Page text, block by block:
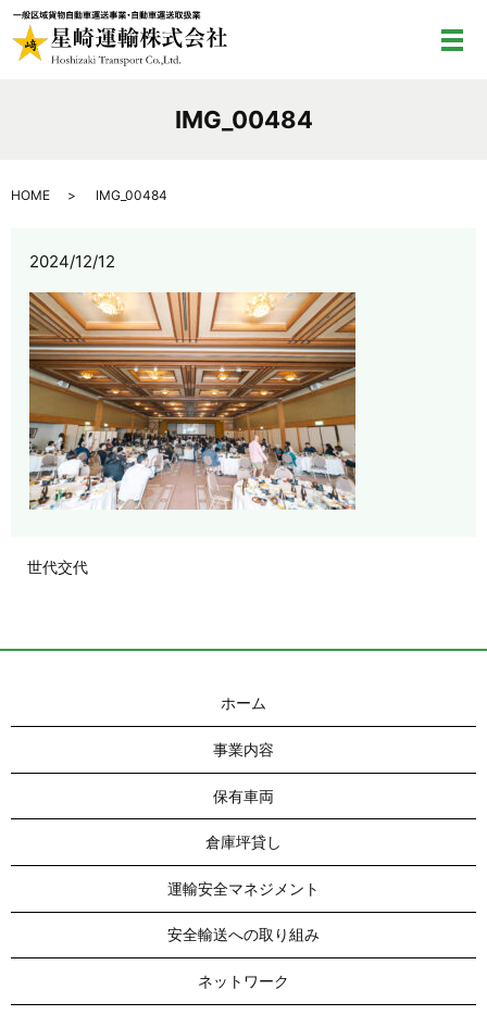
メ
IMG_00484
HOME IMG_00484
2024/12/12
世代交代
ホーム
事業内容
保有車両
倉庫坪貸し
運輸安全マネジメント
安全輸送への取り組み
ネットワーク